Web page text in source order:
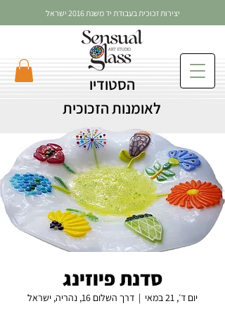
הסטודיו
לאומנות הזכוכית
יצירות זכוכית בעבודת יד משנת 2016 ישראל
סדנת פיוזינג
יום ד׳, 21 במאי
  |
דרך השלום 16, נהריה, ישראל